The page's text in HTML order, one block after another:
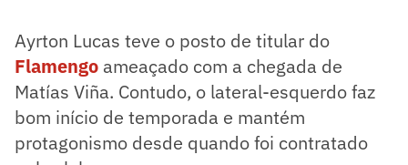
Ayrton Lucas teve o posto de titular do
Flamengo ameaçado com a chegada de
Matías Viña. Contudo, o lateral-esquerdo faz
bom início de temporada e mantém
protagonismo desde quando foi contratado